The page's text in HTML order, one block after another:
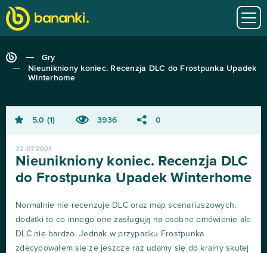
Gry
Nieunikniony koniec. Recenzja DLC do Frostpunka Upadek
Winterhome
5.0 1 3936 0
22.07.2021
Nieunikniony koniec. Recenzja DLC
do Frostpunka Upadek Winterhome
Normalnie nie recenzuje DLC oraz map scenariuszowych,
dodatki to co innego one zasługują na osobne omówienie ale
DLC nie bardzo. Jednak w przypadku Frostpunka
zdecydowałem się że jeszcze raz udamy się do krainy skutej